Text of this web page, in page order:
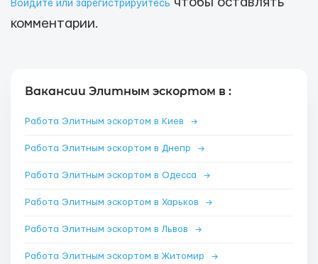
Войдите или зарегистрируйтесь
комментарии.
Вакансии Элитным эскортом в :
Работа Элитным эскортом в Киев →
Работа Элитным эскортом в Днепр →
Работа Элитным эскортом в Одесса →
Работа Элитным эскортом в Харьков →
Работа Элитным эскортом в Львов →
Работа Элитным эскортом в Житомир →